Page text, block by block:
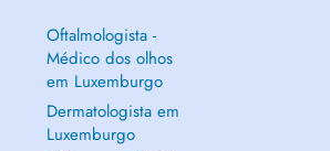
Oftalmologista -
Médico dos olhos
em Luxemburgo
Dermatologista em
Luxemburgo